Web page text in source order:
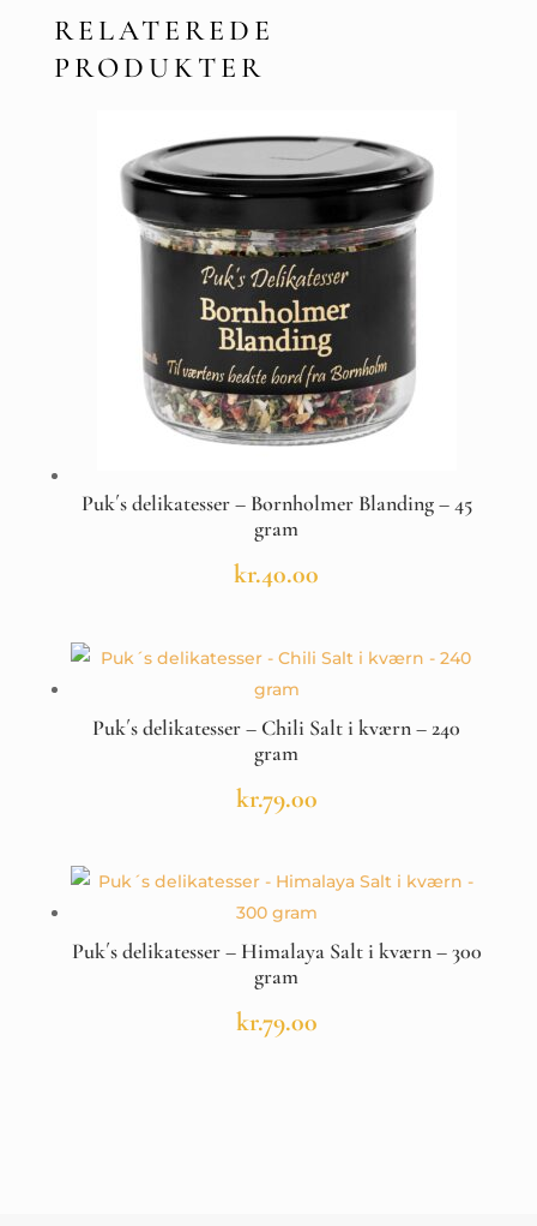
RELATEREDE
PRODUKTER
Puk´s delikatesser – Bornholmer Blanding – 45
gram
kr.40.00
Puk´s delikatesser – Chili Salt i kværn – 240
gram
kr.79.00
Puk´s delikatesser – Himalaya Salt i kværn – 300
gram
kr.79.00